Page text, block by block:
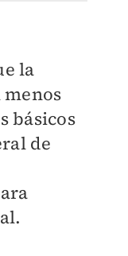
la
básicos
de